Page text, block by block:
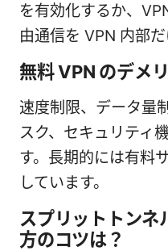
を有効化するか、
由通信を VPN 内部だ
無料 VPN のデメ
速度制限、データ量
スク、セキュリティ
す。長期的には有料
しています。
スプリットトンネ
方のコツは？